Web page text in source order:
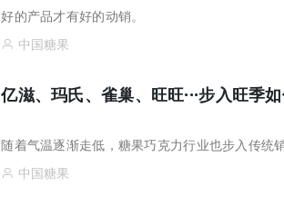
好的产品才有好的动销。
中国糖果
亿滋、玛氏、雀巢、旺旺···步入旺季
随着气温逐渐走低，糖果巧克力行业也步入传统销
中国糖果